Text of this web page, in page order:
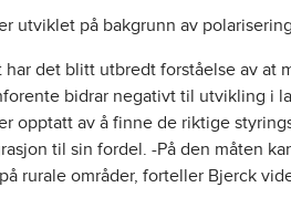
utviklet på bakgrunn av
har det blitt utbredt forståelse av at
bidrar negativt til utvikling i
opptatt av å finne de riktige
til sin fordel. -På den måten
rurale områder, forteller Bjerck